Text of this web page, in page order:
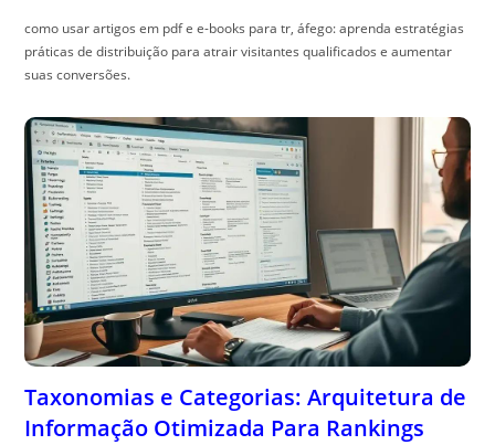
como usar artigos em pdf e e-books para tr, áfego: aprenda estratégias
práticas de distribuição para atrair visitantes qualificados e aumentar
suas conversões.
Taxonomias e Categorias: Arquitetura de
Informação Otimizada Para Rankings